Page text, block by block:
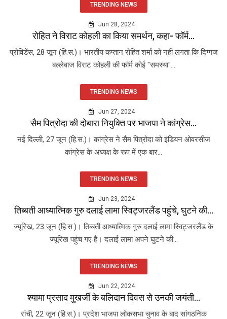
TRENDING NEWS
Jun 28, 2024
रोहित ने विराट कोहली का किया समर्थन, कहा- फॉर्म...
प्रोविडेंस, 28 जून (हि.स.)। भारतीय कप्तान रोहित शर्मा को नहीं लगता कि दिग्गज
बल्लेबाज विराट कोहली की फॉर्म कोई "समस्या"...
TRENDING NEWS
Jun 27, 2024
सैम पित्रोदा की दोबारा नियुक्ति पर भाजपा ने कांग्रेस...
नई दिल्ली, 27 जून (हि.स.)। कांग्रेस ने सैम पित्रोदा को इंडियन ओवरसीज
कांग्रेस के अध्यक्ष के रूप में एक बार...
TRENDING NEWS
Jun 23, 2024
तिब्बती आध्यात्मिक गुरु दलाई लामा स्विट्जरलैंड पहुंचे, घुटने की...
ज्यूरिख, 23 जून (हि.स.)। तिब्बती आध्यात्मिक गुरु दलाई लामा स्विट्जरलैंड के
ज्यूरिख पहुंच गए हैं। दलाई लामा अपने घुटने की...
TRENDING NEWS
Jun 22, 2024
श्यामा प्रसाद मुखर्जी के बलिदान दिवस से उनकी जयंती...
रांची, 22 जून (हि.स.)। प्रदेश भाजपा लोकसभा चुनाव के बाद सांगठनिक